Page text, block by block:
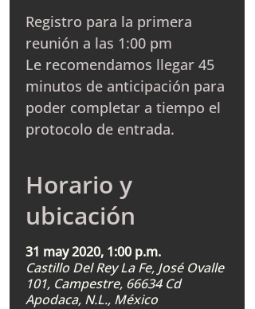
Registro para la primera
reunión a las 1:00 pm
Le recomendamos llegar 45
minutos de anticipación para
poder completar a tiempo el
protocolo de entrada.
Horario y
ubicación
31 may 2020, 1:00 p.m.
Castillo Del Rey La Fe, José Ovalle
101, Campestre, 66634 Cd
Apodaca, N.L., México